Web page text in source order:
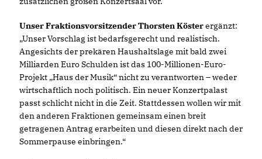
Unser FraktionsvorsitzenderThorsten Kösterergänzt:
Unser Vorschlag ist bedarfsgerecht und realistisch.
Angesichts der prekären Haushaltslage mit bald zwei
Milliarden Euro Schulden ist das 100-Millionen-Euro-
Projekt „Haus der Musik“ nicht zu verantworten – weder
wirtschaftlich noch politisch. Ein neuer Konzertpalast
passt schlicht nicht in die Zeit. Stattdessen wollen wir mit
den anderen Fraktionen gemeinsam einen breit
getragenen Antrag erarbeiten und diesen direkt nach der
Sommerpause einbringen.“